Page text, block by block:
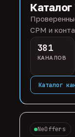
CPM и
381
КАНАЛОВ
Каталог
NeOffers